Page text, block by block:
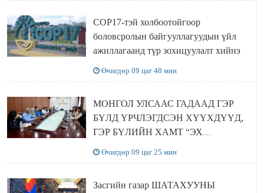
COP17-тэй холбоотойгоор
боловсролын байгууллагуудын үйл
ажиллагаанд түр зохицуулалт хийнэ
Өчигдөр 09 цаг 48 мин
МОНГОЛ УЛСААС ГАДААД ГЭР
БҮЛД ҮРЧЛЭГДСЭН ХҮҮХДҮҮД,
ГЭР БҮЛИЙН ХАМТ “ЭХ
Өчигдөр 09 цаг 25 мин
Засгийн газар ШАТАХУУНЫ